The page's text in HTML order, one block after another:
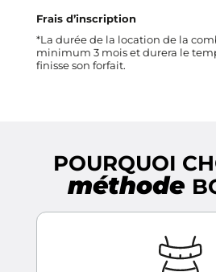
Frais d’inscription
*La durée de la location de la
minimum 3 mois et durera le
finisse son forfait.
POURQUOI
méthode